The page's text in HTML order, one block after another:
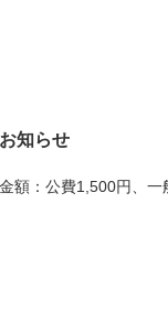
知らせ